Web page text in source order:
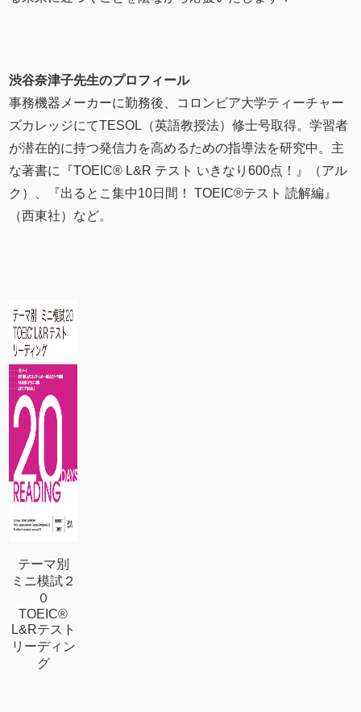
渋谷奈津子先生のプロフィール
事務機器メーカーに勤務後、コロンビア大学ティーチャー
ズカレッジにてTESOL（英語教授法）修士号取得。学習者
が潜在的に持つ発信力を高めるための指導法を研究中。主
な著書に『TOEIC® L&R テスト いきなり600点！』（アル
ク）、『出るとこ集中10日間！ TOEIC®テスト 読解編』‎
（西東社）など。
テーマ別
ミニ模試２
０
TOEIC®
L&Rテスト
リーディン
グ